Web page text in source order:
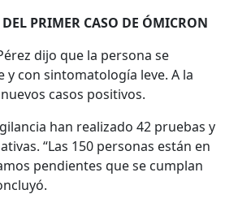
PRIMER CASO DE ÓMICRON
dijo que la persona se
y con sintomatología leve. A la
casos positivos.
han realizado 42 pruebas y
“Las 150 personas están en
pendientes que se cumplan